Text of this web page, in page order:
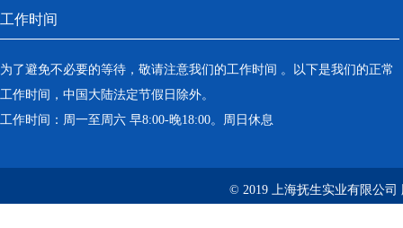
工作时间
为了避免不必要的等待，敬请注意我们的工作时间 。以下是我们的正常
工作时间，中国大陆法定节假日除外。
工作时间：周一至周六 早8:00-晚18:00。周日休息
© 2019 上海抚生实业有限公司